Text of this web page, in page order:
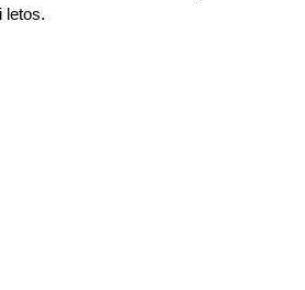
letos.